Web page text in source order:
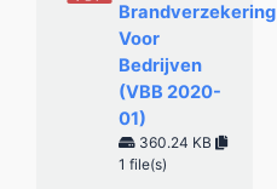
Brandverzekering
Voor
Bedrijven
(VBB 2020-
01)
360.24 KB
1 file(s)